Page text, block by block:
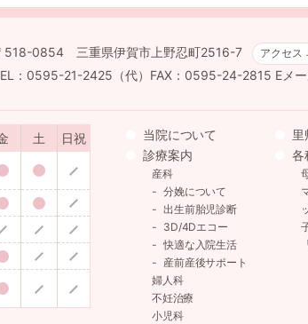
518-0854 三重県伊賀市上野忍町2516-7 アクセス
：0595-21-2425（代）FAX：0595-24-2815 Eメ
土 日祝
当院について
診療案内
産科
分娩について
出生前胎児診断
3D/4Dエコー
快適な入院生活
産前産後サポート
婦人科
不妊治療
小児科
里
各